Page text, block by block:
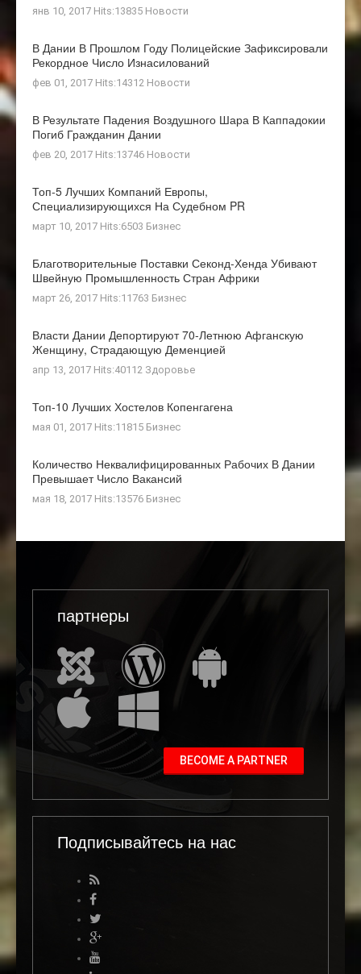
янв 10, 2017 Hits:13835 Новости
В Дании В Прошлом Году Полицейские Зафиксировали
Рекордное Число Изнасилований
фев 01, 2017 Hits:14312 Новости
В Результате Падения Воздушного Шара В Каппадокии
Погиб Гражданин Дании
фев 20, 2017 Hits:13746 Новости
Топ-5 Лучших Компаний Европы,
Специализирующихся На Судебном PR
март 10, 2017 Hits:6503 Бизнес
Благотворительные Поставки Секонд-Хенда Убивают
Швейную Промышленность Стран Африки
март 26, 2017 Hits:11763 Бизнес
Власти Дании Депортируют 70-Летнюю Афганскую
Женщину, Страдающую Деменцией
апр 13, 2017 Hits:40112 Здоровье
Топ-10 Лучших Хостелов Копенгагена
мая 01, 2017 Hits:11815 Бизнес
Количество Неквалифицированных Рабочих В Дании
Превышает Число Вакансий
мая 18, 2017 Hits:13576 Бизнес
партнеры
BECOME A PARTNER
Подписывайтесь на нас